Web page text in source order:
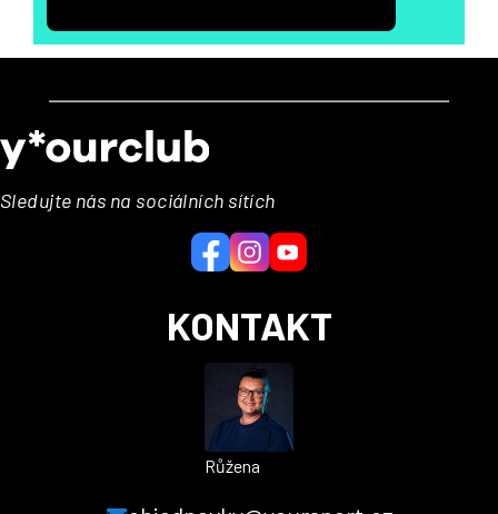
á
p
a
Sledujte nás na sociálních sítích
KONTAKT
Růžena